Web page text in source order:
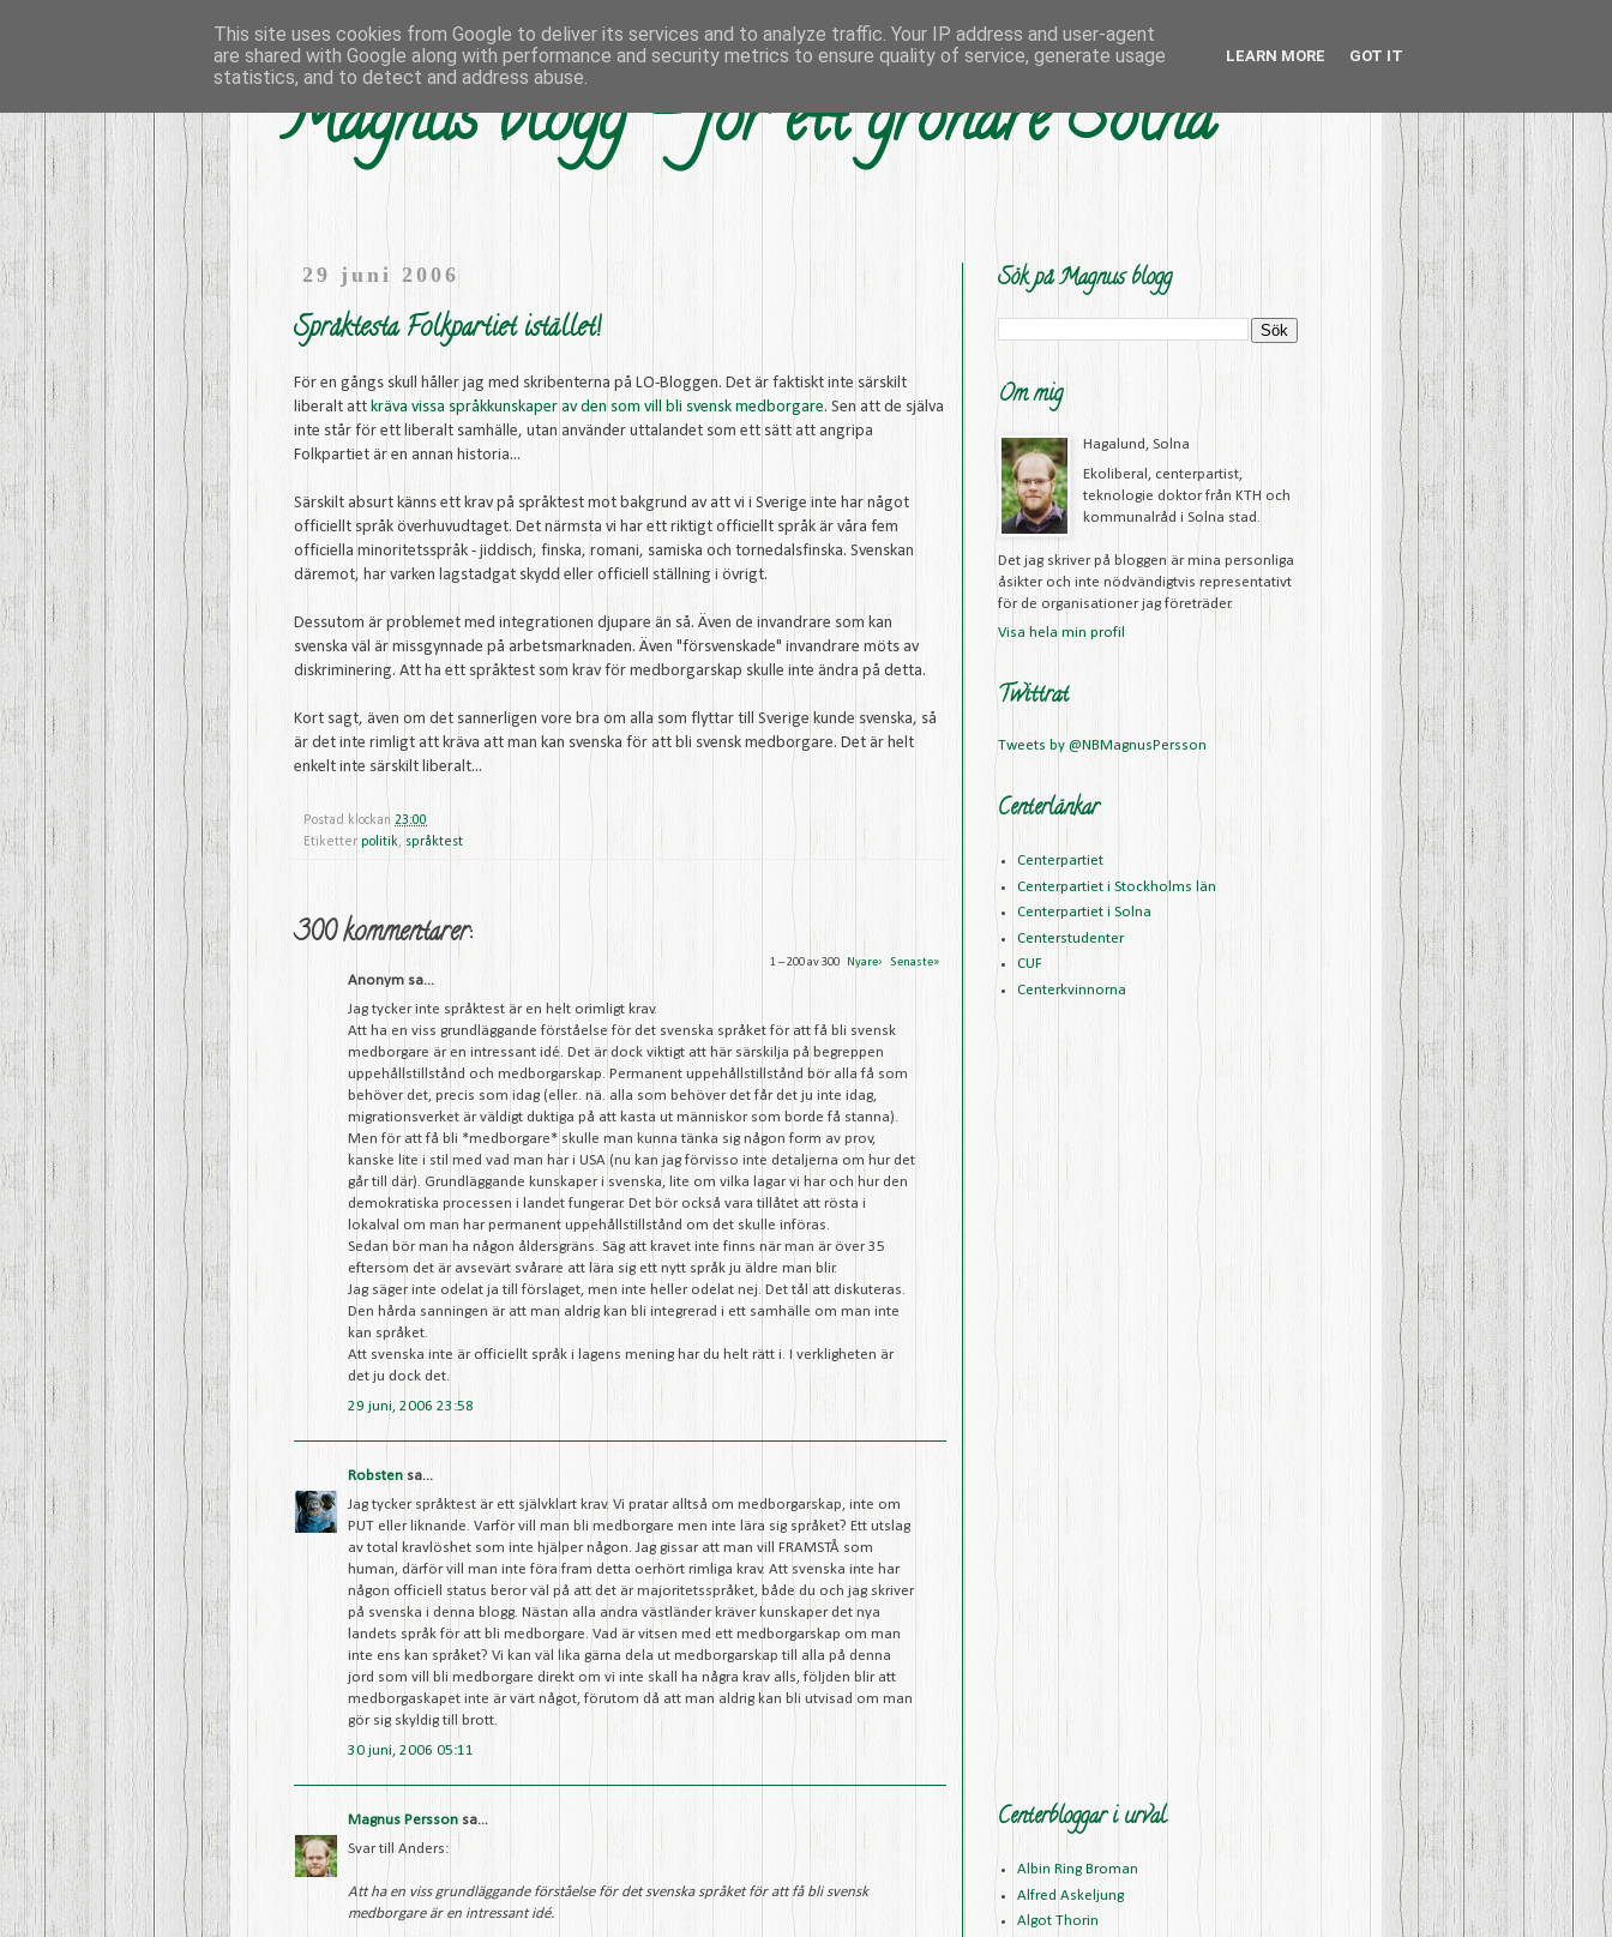
Magnus blogg - för ett grönare Solna
29 juni 2006
Språktesta Folkpartiet istället!
För en gångs skull håller jag med skribenterna på LO-Bloggen. Det är faktiskt inte särskilt
liberalt att kräva vissa språkkunskaper av den som vill bli svensk medborgare. Sen att de själva
inte står för ett liberalt samhälle, utan använder uttalandet som ett sätt att angripa
Folkpartiet är en annan historia...
Särskilt absurt känns ett krav på språktest mot bakgrund av att vi i Sverige inte har något
officiellt språk överhuvudtaget. Det närmsta vi har ett riktigt officiellt språk är våra fem
officiella minoritetsspråk - jiddisch, finska, romani, samiska och tornedalsfinska. Svenskan
däremot, har varken lagstadgat skydd eller officiell ställning i övrigt.
Dessutom är problemet med integrationen djupare än så. Även de invandrare som kan
svenska väl är missgynnade på arbetsmarknaden. Även "försvenskade" invandrare möts av
diskriminering. Att ha ett språktest som krav för medborgarskap skulle inte ändra på detta.
Kort sagt, även om det sannerligen vore bra om alla som flyttar till Sverige kunde svenska, så
är det inte rimligt att kräva att man kan svenska för att bli svensk medborgare. Det är helt
enkelt inte särskilt liberalt...
Postad klockan 23:00
Etiketter politik, språktest
300 kommentarer:
1 – 200 av 300 Nyare› Senaste»
Anonym sa...
Jag tycker inte språktest är en helt orimligt krav.
Att ha en viss grundläggande förståelse för det svenska språket för att få bli svensk
medborgare är en intressant idé. Det är dock viktigt att här särskilja på begreppen
uppehållstillstånd och medborgarskap. Permanent uppehållstillstånd bör alla få som
behöver det, precis som idag (eller.. nä. alla som behöver det får det ju inte idag,
migrationsverket är väldigt duktiga på att kasta ut människor som borde få stanna).
Men för att få bli *medborgare* skulle man kunna tänka sig någon form av prov,
kanske lite i stil med vad man har i USA (nu kan jag förvisso inte detaljerna om hur det
går till där). Grundläggande kunskaper i svenska, lite om vilka lagar vi har och hur den
demokratiska processen i landet fungerar. Det bör också vara tillåtet att rösta i
lokalval om man har permanent uppehållstillstånd om det skulle införas.
Sedan bör man ha någon åldersgräns. Säg att kravet inte finns när man är över 35
eftersom det är avsevärt svårare att lära sig ett nytt språk ju äldre man blir.
Jag säger inte odelat ja till förslaget, men inte heller odelat nej. Det tål att diskuteras.
Den hårda sanningen är att man aldrig kan bli integrerad i ett samhälle om man inte
kan språket.
Att svenska inte är officiellt språk i lagens mening har du helt rätt i. I verkligheten är
det ju dock det.
29 juni, 2006 23:58
Robsten sa...
Jag tycker språktest är ett självklart krav. Vi pratar alltså om medborgarskap, inte om
PUT eller liknande. Varför vill man bli medborgare men inte lära sig språket? Ett utslag
av total kravlöshet som inte hjälper någon. Jag gissar att man vill FRAMSTÅ som
human, därför vill man inte föra fram detta oerhört rimliga krav. Att svenska inte har
någon officiell status beror väl på att det är majoritetsspråket, både du och jag skriver
på svenska i denna blogg. Nästan alla andra västländer kräver kunskaper det nya
landets språk för att bli medborgare. Vad är vitsen med ett medborgarskap om man
inte ens kan språket? Vi kan väl lika gärna dela ut medborgarskap till alla på denna
jord som vill bli medborgare direkt om vi inte skall ha några krav alls, följden blir att
medborgaskapet inte är värt något, förutom då att man aldrig kan bli utvisad om man
gör sig skyldig till brott.
30 juni, 2006 05:11
Magnus Persson sa...
Svar till Anders:
Att ha en viss grundläggande förståelse för det svenska språket för att få bli svensk
medborgare är en intressant idé.
Sök på Magnus blogg
Om mig
Hagalund, Solna
Ekoliberal, centerpartist,
teknologie doktor från KTH och
kommunalråd i Solna stad.
Det jag skriver på bloggen är mina personliga
åsikter och inte nödvändigtvis representativt
för de organisationer jag företräder.
Visa hela min profil
Twittrat
Tweets by @NBMagnusPersson
Centerlänkar
Centerpartiet
Centerpartiet i Stockholms län
Centerpartiet i Solna
Centerstudenter
CUF
Centerkvinnorna
Centerbloggar i urval
Albin Ring Broman
Alfred Askeljung
Algot Thorin
This site uses cookies from Google to deliver its services and to analyze traffic. Your IP address and user-agent
are shared with Google along with performance and security metrics to ensure quality of service, generate usage
statistics, and to detect and address abuse.
LEARN MORE GOT IT